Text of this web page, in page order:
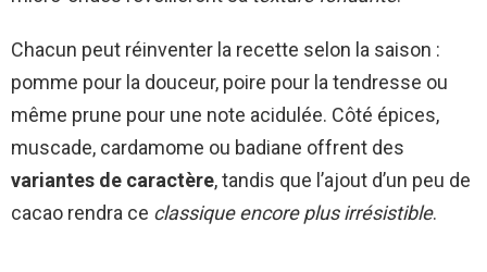
Chacun peut réinventer la recette selon la saison :
pomme pour la douceur, poire pour la tendresse ou
même prune pour une note acidulée. Côté épices,
muscade, cardamome ou badiane offrent des
variantes de caractère, tandis que l’ajout d’un peu de
cacao rendra ce classique encore plus irrésistible.